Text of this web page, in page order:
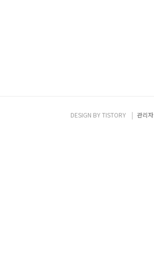
DESIGN BYTISTORY 관리자